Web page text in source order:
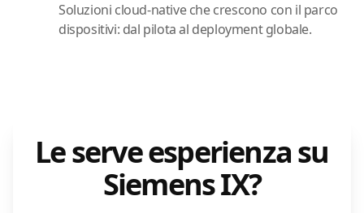
Soluzioni cloud-native che crescono con il parco
dispositivi: dal pilota al deployment globale.
Le serve esperienza su
Siemens IX?